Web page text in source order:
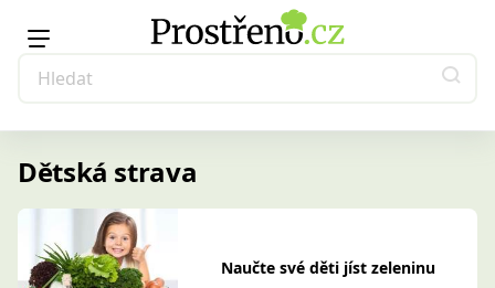
Dětská strava
Naučte své děti jíst zeleninu